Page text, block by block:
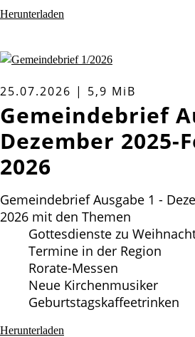
Herunterladen
25.07.2026 | 5,9 MiB
Gemeindebrief
Dezember 2025-
2026
Gemeindebrief Ausgabe 1 -
2026 mit den Themen
Gottesdienste zu
Termine in der Region
Rorate-Messen
Neue Kirchenmusiker
Geburtstagskaffeetrinken
Herunterladen